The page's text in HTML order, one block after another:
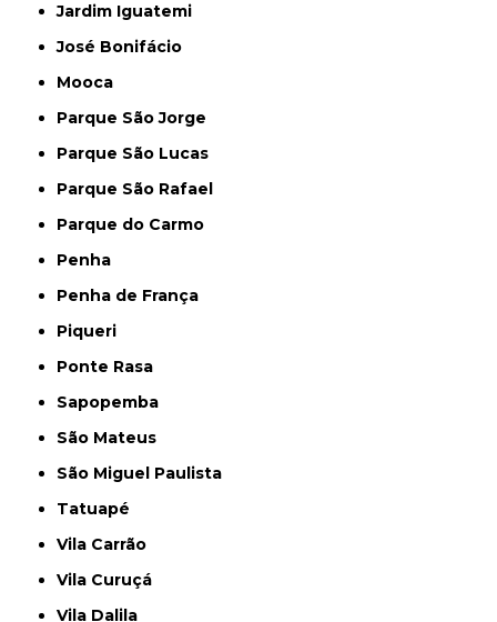
Jardim Iguatemi
José Bonifácio
Mooca
Parque São Jorge
Parque São Lucas
Parque São Rafael
Parque do Carmo
Penha
Penha de França
Piqueri
Ponte Rasa
Sapopemba
São Mateus
São Miguel Paulista
Tatuapé
Vila Carrão
Vila Curuçá
Vila Dalila